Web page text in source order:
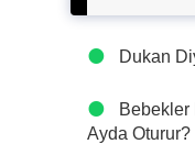
Dukan
Bebekler
Ayda Oturur?